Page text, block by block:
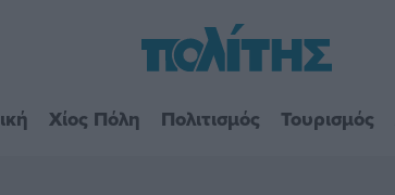
Χίος Πόλη Πολιτισμός Τουρισμός